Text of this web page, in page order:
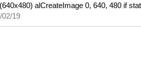
alCreateImage 0, 640, 480 if
02/19